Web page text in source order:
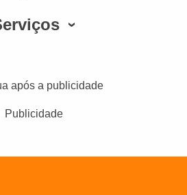
após a publicidade
Publicidade